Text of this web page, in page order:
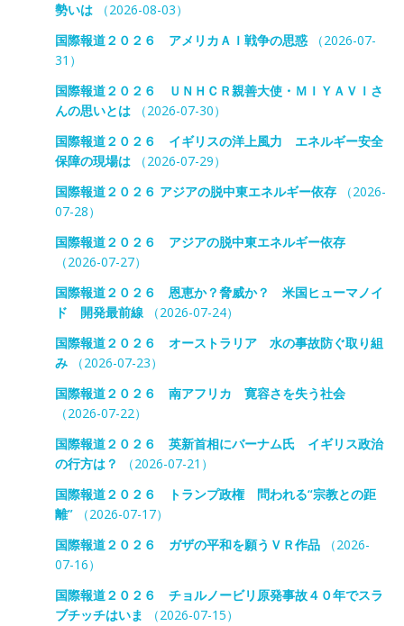
勢いは（2026-08-03）
国際報道２０２６ アメリカＡＩ戦争の思惑（2026-07-
31）
国際報道２０２６ ＵＮＨＣＲ親善大使・ＭＩＹＡＶＩさ
んの思いとは（2026-07-30）
国際報道２０２６ イギリスの洋上風力 エネルギー安全
保障の現場は（2026-07-29）
国際報道２０２６ アジアの脱中東エネルギー依存（2026-
07-28）
国際報道２０２６ アジアの脱中東エネルギー依存
（2026-07-27）
国際報道２０２６ 恩恵か？脅威か？ 米国ヒューマノイ
ド 開発最前線（2026-07-24）
国際報道２０２６ オーストラリア 水の事故防ぐ取り組
み（2026-07-23）
国際報道２０２６ 南アフリカ 寛容さを失う社会
（2026-07-22）
国際報道２０２６ 英新首相にバーナム氏 イギリス政治
の行方は？
（2026-07-21）
国際報道２０２６ トランプ政権 問われる“宗教との距
離”（2026-07-17）
国際報道２０２６ ガザの平和を願うＶＲ作品（2026-
07-16）
国際報道２０２６ チョルノービリ原発事故４０年でスラ
ブチッチはいま
（2026-07-15）